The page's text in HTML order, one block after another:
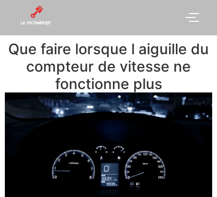
Que faire lorsque l aiguille du
compteur de vitesse ne
fonctionne plus